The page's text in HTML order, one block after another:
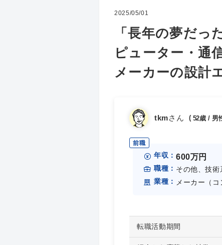
2025/05/01
「長年の夢だっ
ピューター・通
メーカーの設計
tkmさん 52歳 / 男
前職
年収： 600万円
職種： その他、技術
業種：
メーカー（コ
転職活動期間